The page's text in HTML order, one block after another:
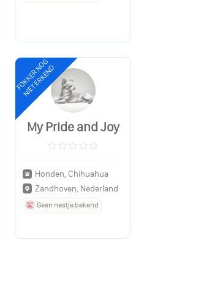
FOKKER NOG
NIET ERKEND
My Pride and Joy
Honden, Chihuahua
Zandhoven, Nederland
Geen nestje bekend